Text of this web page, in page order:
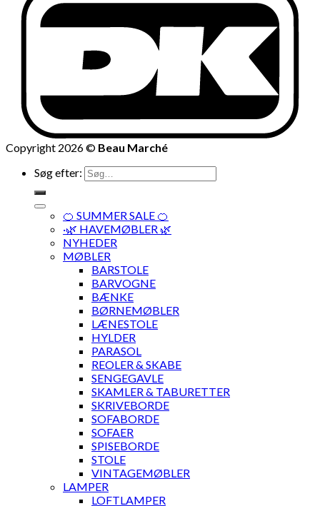
Copyright 2026 © Beau Marché
Søg efter:
🍊 SUMMER SALE 🍊
·🌿 HAVEMØBLER 🌿
NYHEDER
MØBLER
BARSTOLE
BARVOGNE
BÆNKE
BØRNEMØBLER
LÆNESTOLE
HYLDER
PARASOL
REOLER & SKABE
SENGEGAVLE
SKAMLER & TABURETTER
SKRIVEBORDE
SOFABORDE
SOFAER
SPISEBORDE
STOLE
VINTAGEMØBLER
LAMPER
LOFTLAMPER